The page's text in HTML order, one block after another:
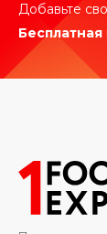
Добавьте
Бесплатная